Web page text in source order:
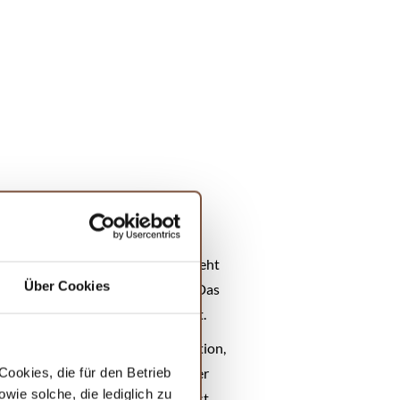
Über Cookies
die für den Betrieb
solche, die lediglich zu
Einkochen geht. Das Set besteht
dazugehörigen Thermometer. Das
dass es in den Topf hineinfällt.
Herdarten, einschließlich Induktion,
von 5 Sternenkannst du sicher